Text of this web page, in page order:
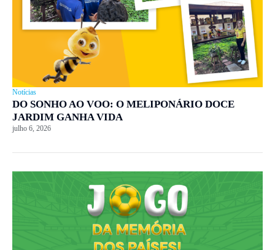
Notícias
DO SONHO AO VOO: O MELIPONÁRIO DOCE
JARDIM GANHA VIDA
julho 6, 2026